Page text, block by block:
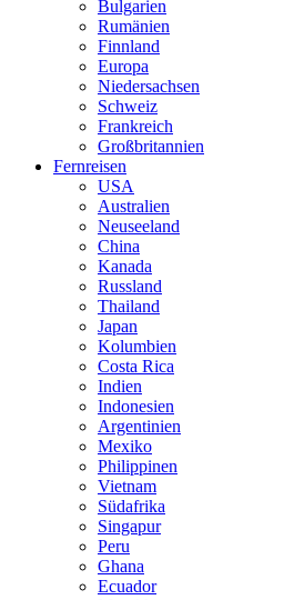
Bulgarien
Rumänien
Finnland
Europa
Niedersachsen
Schweiz
Frankreich
Großbritannien
Fernreisen
USA
Australien
Neuseeland
China
Kanada
Russland
Thailand
Japan
Kolumbien
Costa Rica
Indien
Indonesien
Argentinien
Mexiko
Philippinen
Vietnam
Südafrika
Singapur
Peru
Ghana
Ecuador